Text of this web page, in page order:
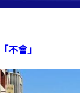
不會」